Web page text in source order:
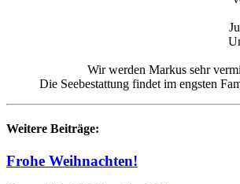
Wir werden Markus sehr
Die Seebestattung findet im engsten
Weitere Beiträge:
Frohe Weihnachten!